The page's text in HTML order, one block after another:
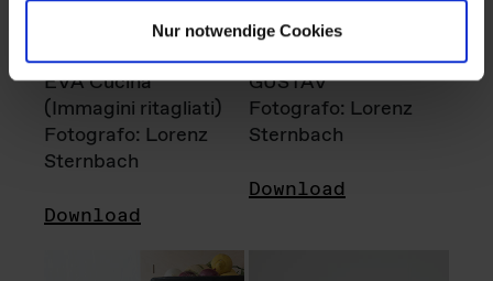
Nur notwendige Cookies
EVA Cucina
(Immagini ritagliati)
Fotografo: Lorenz
Sternbach
Download
GUSTAV
Fotografo: Lorenz
Sternbach
Download